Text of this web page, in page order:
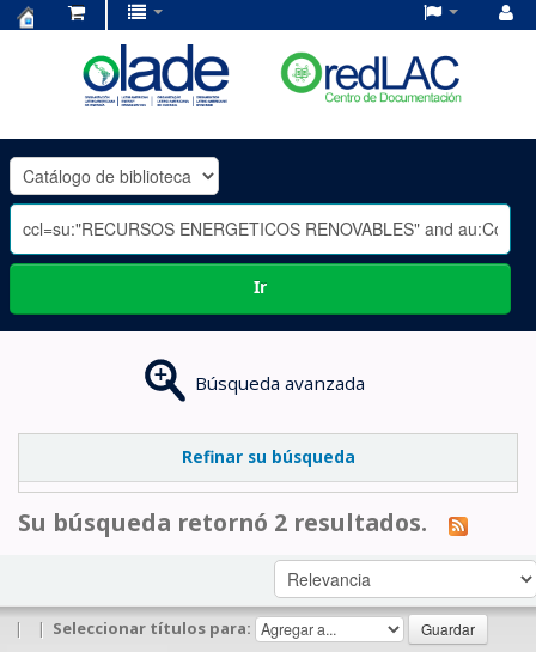
OLADE
-
Ir
Búsqueda avanzada
Refinar su búsqueda
Su búsqueda retornó 2 resultados.
| | Seleccionar títulos para: